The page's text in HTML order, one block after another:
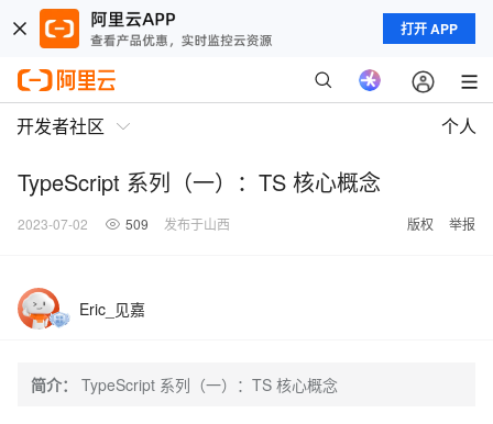
打开 APP
开发者社区 个人
TypeScript 系列（一）：TS 核心概念
2023-07-02 509 发布于山西 版权 举报
Eric_见嘉
简介： TypeScript 系列（一）：TS 核心概念